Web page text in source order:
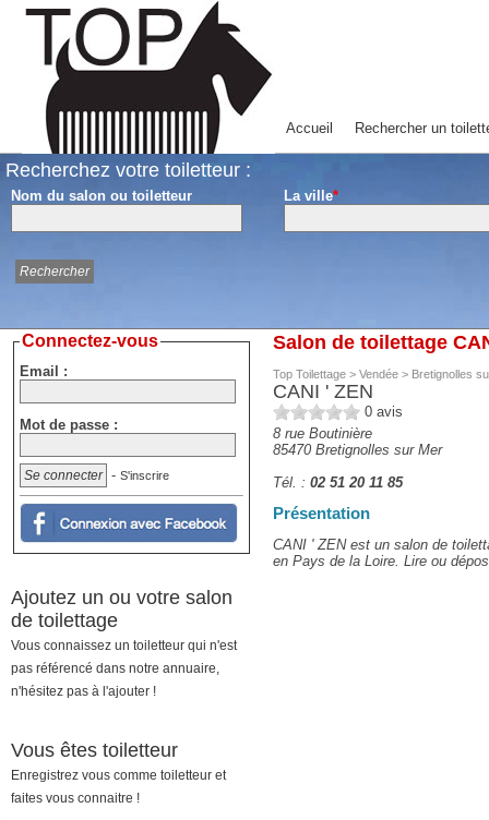
Accueil Rechercher un
Recherchez votre toiletteur :
Nom du salon ou toiletteur La ville*
Salon de toilettage
Top Toilettage > Vendée > Bretignolles
CANI ' ZEN
0 avis
8 rue Boutinière
85470 Bretignolles sur Mer
Tél. : 02 51 20 11 85
Présentation
CANI ' ZEN est un salon de
en Pays de la Loire. Lire ou
Connectez-vous
Email :
Mot de passe :
- S'inscrire
Ajoutez un ou votre salon
de toilettage
Vous connaissez un toiletteur qui n'est
pas référencé dans notre annuaire,
n'hésitez pas à l'ajouter !
Vous êtes toiletteur
Enregistrez vous comme toiletteur et
faites vous connaitre !